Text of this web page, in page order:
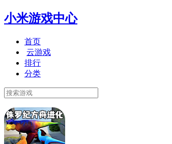
小米游戏中心
首页
云游戏
排行
分类